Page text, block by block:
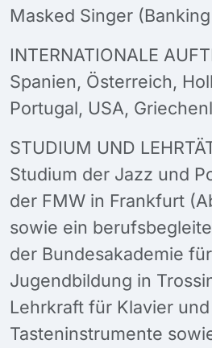
Masked Singer
INTERNATIONALE
Spanien, Österreich,
Portugal, USA,
STUDIUM UND
Studium der Jazz und
der FMW in Frankfurt
sowie ein
der Bundesakademie
Jugendbildung in
Lehrkraft für Klavier
Tasteninstrumente